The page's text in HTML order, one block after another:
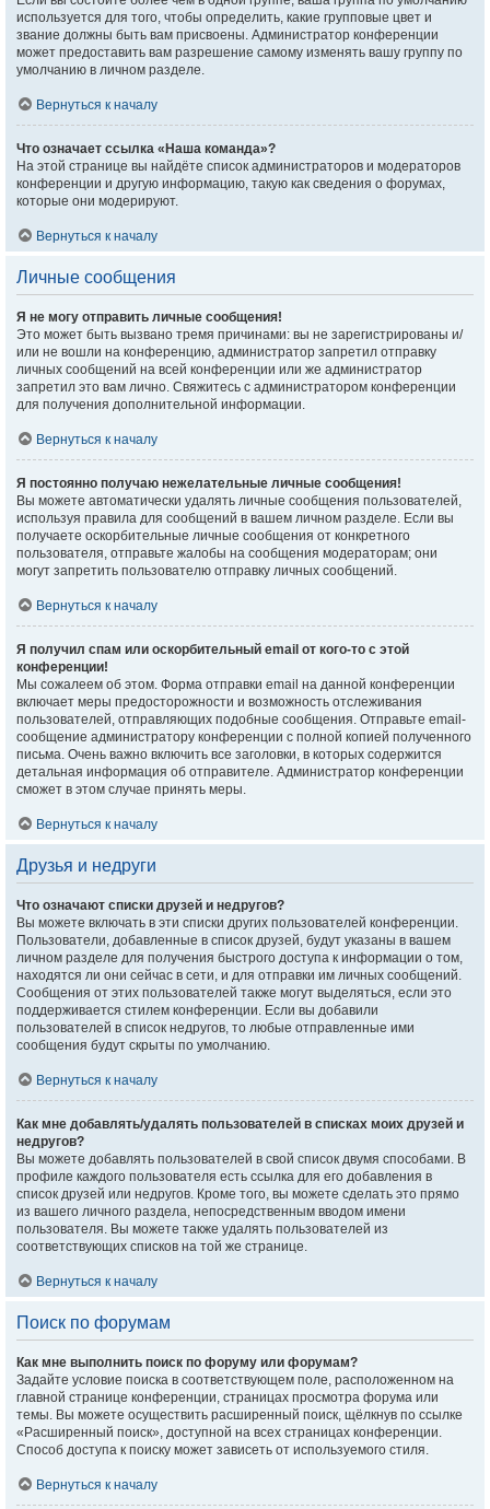
используется для того, чтобы определить, какие групповые цвет и
звание должны быть вам присвоены. Администратор конференции
может предоставить вам разрешение самому изменять вашу группу по
умолчанию в личном разделе.
Вернуться к началу
Что означает ссылка «Наша команда»?
На этой странице вы найдёте список администраторов и модераторов
конференции и другую информацию, такую как сведения о форумах,
которые они модерируют.
Вернуться к началу
Личные сообщения
Я не могу отправить личные сообщения!
Это может быть вызвано тремя причинами: вы не зарегистрированы и/
или не вошли на конференцию, администратор запретил отправку
личных сообщений на всей конференции или же администратор
запретил это вам лично. Свяжитесь с администратором конференции
для получения дополнительной информации.
Вернуться к началу
Я постоянно получаю нежелательные личные сообщения!
Вы можете автоматически удалять личные сообщения пользователей,
используя правила для сообщений в вашем личном разделе. Если вы
получаете оскорбительные личные сообщения от конкретного
пользователя, отправьте жалобы на сообщения модераторам; они
могут запретить пользователю отправку личных сообщений.
Вернуться к началу
Я получил спам или оскорбительный email от кого-то с этой
конференции!
Мы сожалеем об этом. Форма отправки email на данной конференции
включает меры предосторожности и возможность отслеживания
пользователей, отправляющих подобные сообщения. Отправьте email-
сообщение администратору конференции с полной копией полученного
письма. Очень важно включить все заголовки, в которых содержится
детальная информация об отправителе. Администратор конференции
сможет в этом случае принять меры.
Вернуться к началу
Друзья и недруги
Что означают списки друзей и недругов?
Вы можете включать в эти списки других пользователей конференции.
Пользователи, добавленные в список друзей, будут указаны в вашем
личном разделе для получения быстрого доступа к информации о том,
находятся ли они сейчас в сети, и для отправки им личных сообщений.
Сообщения от этих пользователей также могут выделяться, если это
поддерживается стилем конференции. Если вы добавили
пользователей в список недругов, то любые отправленные ими
сообщения будут скрыты по умолчанию.
Вернуться к началу
Как мне добавлять/удалять пользователей в списках моих друзей и
недругов?
Вы можете добавлять пользователей в свой список двумя способами. В
профиле каждого пользователя есть ссылка для его добавления в
список друзей или недругов. Кроме того, вы можете сделать это прямо
из вашего личного раздела, непосредственным вводом имени
пользователя. Вы можете также удалять пользователей из
соответствующих списков на той же странице.
Вернуться к началу
Поиск по форумам
Как мне выполнить поиск по форуму или форумам?
Задайте условие поиска в соответствующем поле, расположенном на
главной странице конференции, страницах просмотра форума или
темы. Вы можете осуществить расширенный поиск, щёлкнув по ссылке
«Расширенный поиск», доступной на всех страницах конференции.
Способ доступа к поиску может зависеть от используемого стиля.
Вернуться к началу